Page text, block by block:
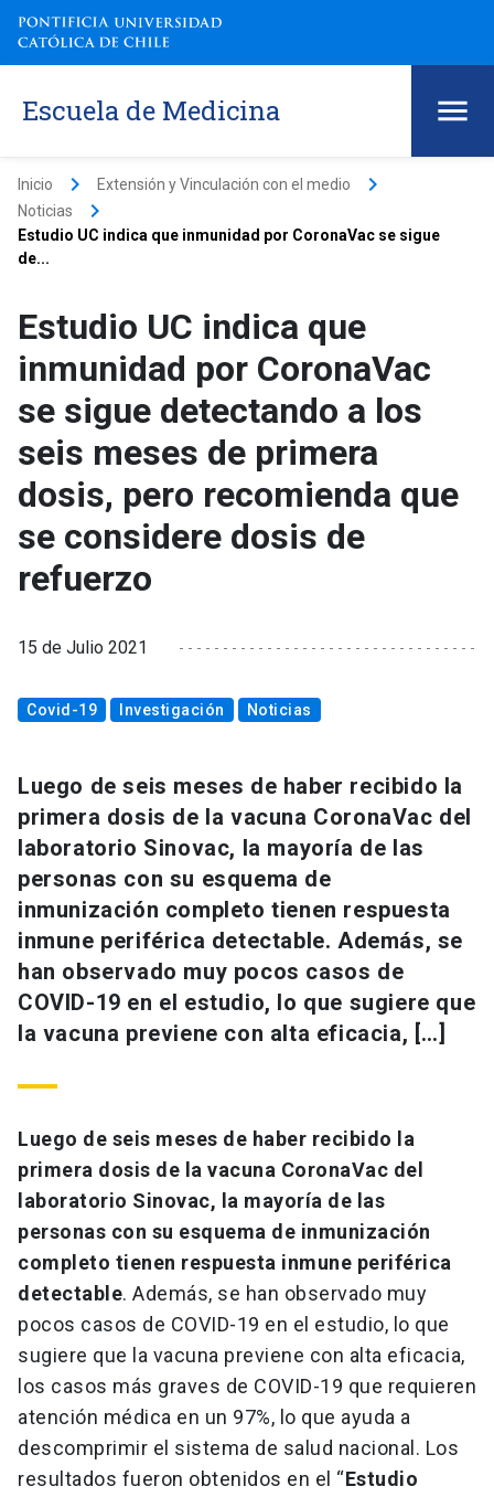
Escuela de Medicina
Inicio keyboard_arrow_right Extensión y Vinculación con el medio keyboard_arrow_right
Noticias keyboard_arrow_right
Estudio UC indica que inmunidad por CoronaVac se sigue
de...
Estudio UC indica que
inmunidad por CoronaVac
se sigue detectando a los
seis meses de primera
dosis, pero recomienda que
se considere dosis de
refuerzo
15 de Julio 2021
Covid-19 Investigación Noticias
Luego de seis meses de haber recibido la
primera dosis de la vacuna CoronaVac del
laboratorio Sinovac, la mayoría de las
personas con su esquema de
inmunización completo tienen respuesta
inmune periférica detectable. Además, se
han observado muy pocos casos de
COVID-19 en el estudio, lo que sugiere que
la vacuna previene con alta eficacia, […]
Luego de seis meses de haber recibido la
primera dosis de la vacuna CoronaVac del
laboratorio Sinovac, la mayoría de las
personas con su esquema de inmunización
completo tienen respuesta inmune periférica
detectable. Además, se han observado muy
pocos casos de COVID-19 en el estudio, lo que
sugiere que la vacuna previene con alta eficacia,
los casos más graves de COVID-19 que requieren
atención médica en un 97%, lo que ayuda a
descomprimir el sistema de salud nacional. Los
resultados fueron obtenidos en el “Estudio